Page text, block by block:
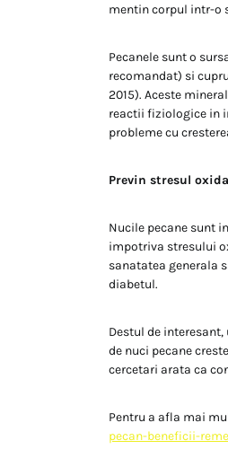
mentin corpul intr-o
Pecanele sunt o
recomandat) si
2015). Aceste
reactii fiziologice in
probleme cu
Previn stresul
Nucile pecane sunt
impotriva stresului
sanatatea generala
diabetul.
Destul de
de nuci pecane
cercetari arata ca
Pentru a afla mai
pecan-beneficii-